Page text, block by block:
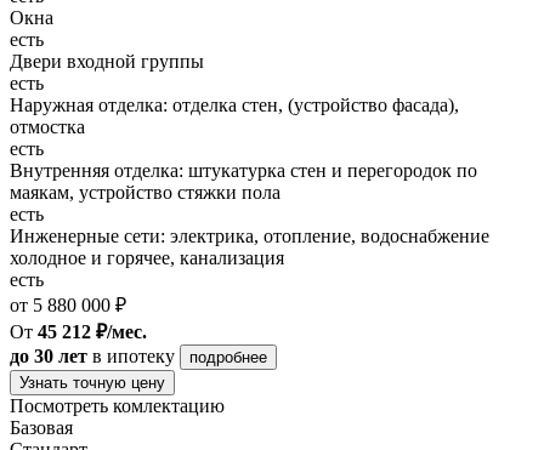
Окна
есть
Двери входной группы
есть
Наружная отделка: отделка стен, (устройство фасада),
отмостка
есть
Внутренняя отделка: штукатурка стен и перегородок по
маякам, устройство стяжки пола
есть
Инженерные сети: электрика, отопление, водоснабжение
холодное и горячее, канализация
есть
от 5 880 000 ₽
От 45 212 ₽/мес.
до 30 лет в ипотеку
подробнее
Узнать точную цену
Посмотреть комлектацию
Базовая